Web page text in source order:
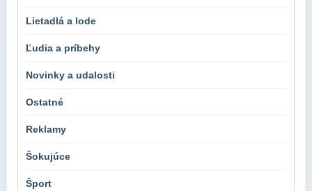
Lietadlá a lode
Ľudia a príbehy
Novinky a udalosti
Ostatné
Reklamy
Šokujúce
Šport